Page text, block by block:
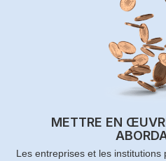
METTRE EN
Les entreprises et les